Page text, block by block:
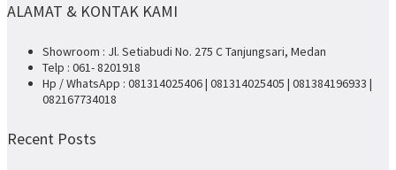
ALAMAT & KONTAK KAMI
Showroom : Jl. Setiabudi No. 275 C Tanjungsari, Medan
Telp : 061- 8201918
Hp / WhatsApp : 081314025406 | 081314025405 | 081384196933 |
082167734018
Recent Posts